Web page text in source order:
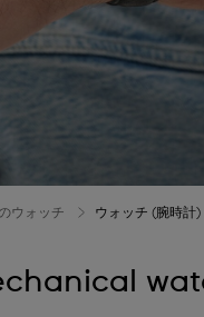
ウォッチ ウォッチ (腕時計)